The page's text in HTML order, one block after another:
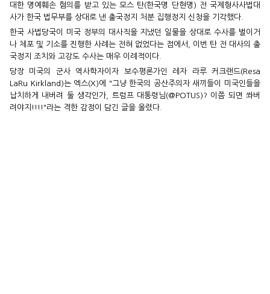
대한 명예훼손 혐의를 받고 있는 모스 탄(한국명 단현명) 전 국제형사사법대
사가 한국 법무부를 상대로 낸 출국정지 처분 집행정지 신청을 기각했다.
한국 사법당국이 미국 정부의 대사직을 지냈던 일물을 상대로 수사를 벌이거
나 체포 및 기소를 진행한 사례는 전혀 없었다는 점에서, 이번 탄 전 대사의 출
국정지 조치와 고강도 수사는 매우 이례적이다.
당장 미국의 군사 역사학자이자 보수평론가인 레자 라루 커크랜드(Resa
LaRu Kirkland)는 엑스(X)에 "그냥 한국의 공산주의자 새끼들이 미국인들을
납치하게 내버려 둘 생각인가, 트럼프 대통령님(@POTUS)? 이쯤 되면 쏴버
려야지!!!!"라는 격한 감정이 담긴 글을 올렸다.